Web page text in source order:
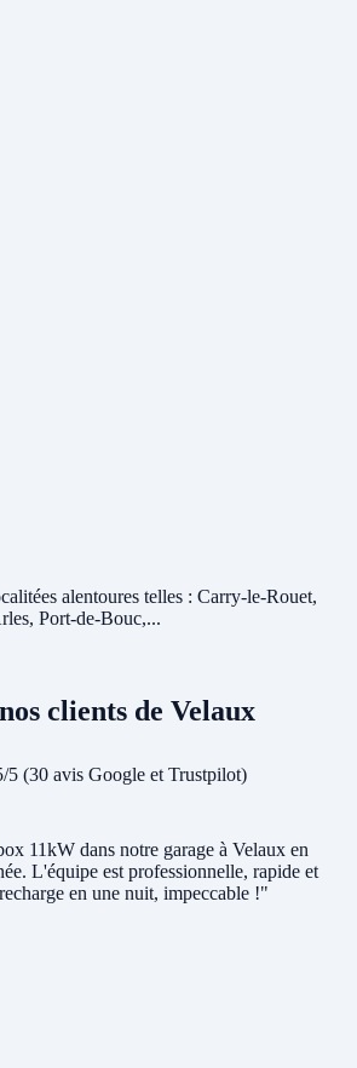
alentoures telles : Carry-le-Rouet,
Port-de-Bouc,...
clients de Velaux
5 (30 avis Google et Trustpilot)
11kW dans notre garage à Velaux en
L'équipe est professionnelle, rapide et
en une nuit, impeccable !"